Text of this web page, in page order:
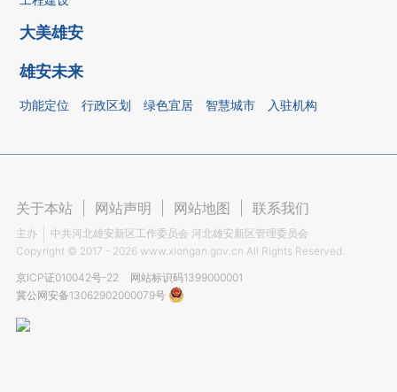
大美雄安
雄安未来
功能定位 行政区划 绿色宜居 智慧城市 入驻机构
关于本站 网站声明 网站地图 联系我们
主办
中共河北雄安新区工作委员会 河北雄安新区管理委员会
Copyright © 2017 - 2026 www.xiongan.gov.cn All Rights Reserved.
京ICP证010042号-22
网站标识码1399000001
冀公网安备13062902000079号